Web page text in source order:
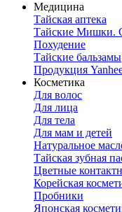
Медицина
Тайская аптека
Тайские Мишки.
Похудение
Тайские бальзамы
Продукция
Косметика
Для волос
Для лица
Для тела
Для мам и детей
Натуральное
Тайская зубная
Цветные
Корейская
Пробники
Японская